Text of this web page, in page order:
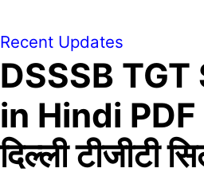
Recent Updates
DSSSB
in Hindi
दिल्ली टीजीटी